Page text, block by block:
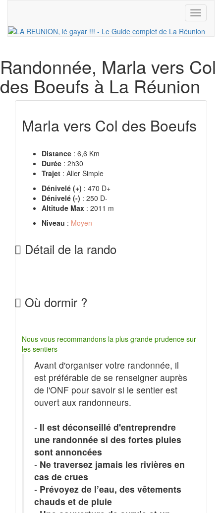
Toggle
Randonnée, Marla vers Col
des Boeufs à La Réunion
Marla vers Col des Boeufs
Distance : 6,6 Km
Durée : 2h30
Trajet : Aller Simple
Dénivelé (+) : 470 D+
Dénivelé (-) : 250 D-
Altitude Max : 2011 m
Niveau : Moyen
Détail de la rando
Où dormir ?
Nous vous recommandons la plus grande prudence sur
les sentiers
Avant d'organiser votre randonnée, il
est préférable de se renseigner auprès
de l'ONF pour savoir si le sentier est
ouvert aux randonneurs.
- Il est déconseillé d'entreprendre
une randonnée si des fortes pluies
sont annoncées
- Ne traversez jamais les rivières en
cas de crues
- Prévoyez de l’eau, des vêtements
chauds et de pluie